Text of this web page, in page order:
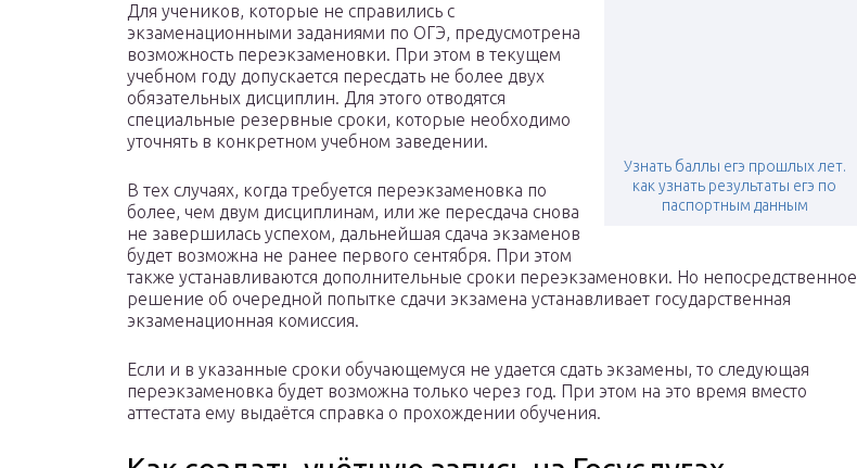
Узнать баллы егэ прошлых лет.
как узнать результаты егэ по
паспортным данным
Для учеников, которые не справились с
экзаменационными заданиями по ОГЭ, предусмотрена
возможность переэкзаменовки. При этом в текущем
учебном году допускается пересдать не более двух
обязательных дисциплин. Для этого отводятся
специальные резервные сроки, которые необходимо
уточнять в конкретном учебном заведении.
В тех случаях, когда требуется переэкзаменовка по
более, чем двум дисциплинам, или же пересдача снова
не завершилась успехом, дальнейшая сдача экзаменов
будет возможна не ранее первого сентября. При этом
также устанавливаются дополнительные сроки переэкзаменовки. Но непосредственное
решение об очередной попытке сдачи экзамена устанавливает государственная
экзаменационная комиссия.
Если и в указанные сроки обучающемуся не удается сдать экзамены, то следующая
переэкзаменовка будет возможна только через год. При этом на это время вместо
аттестата ему выдаётся справка о прохождении обучения.